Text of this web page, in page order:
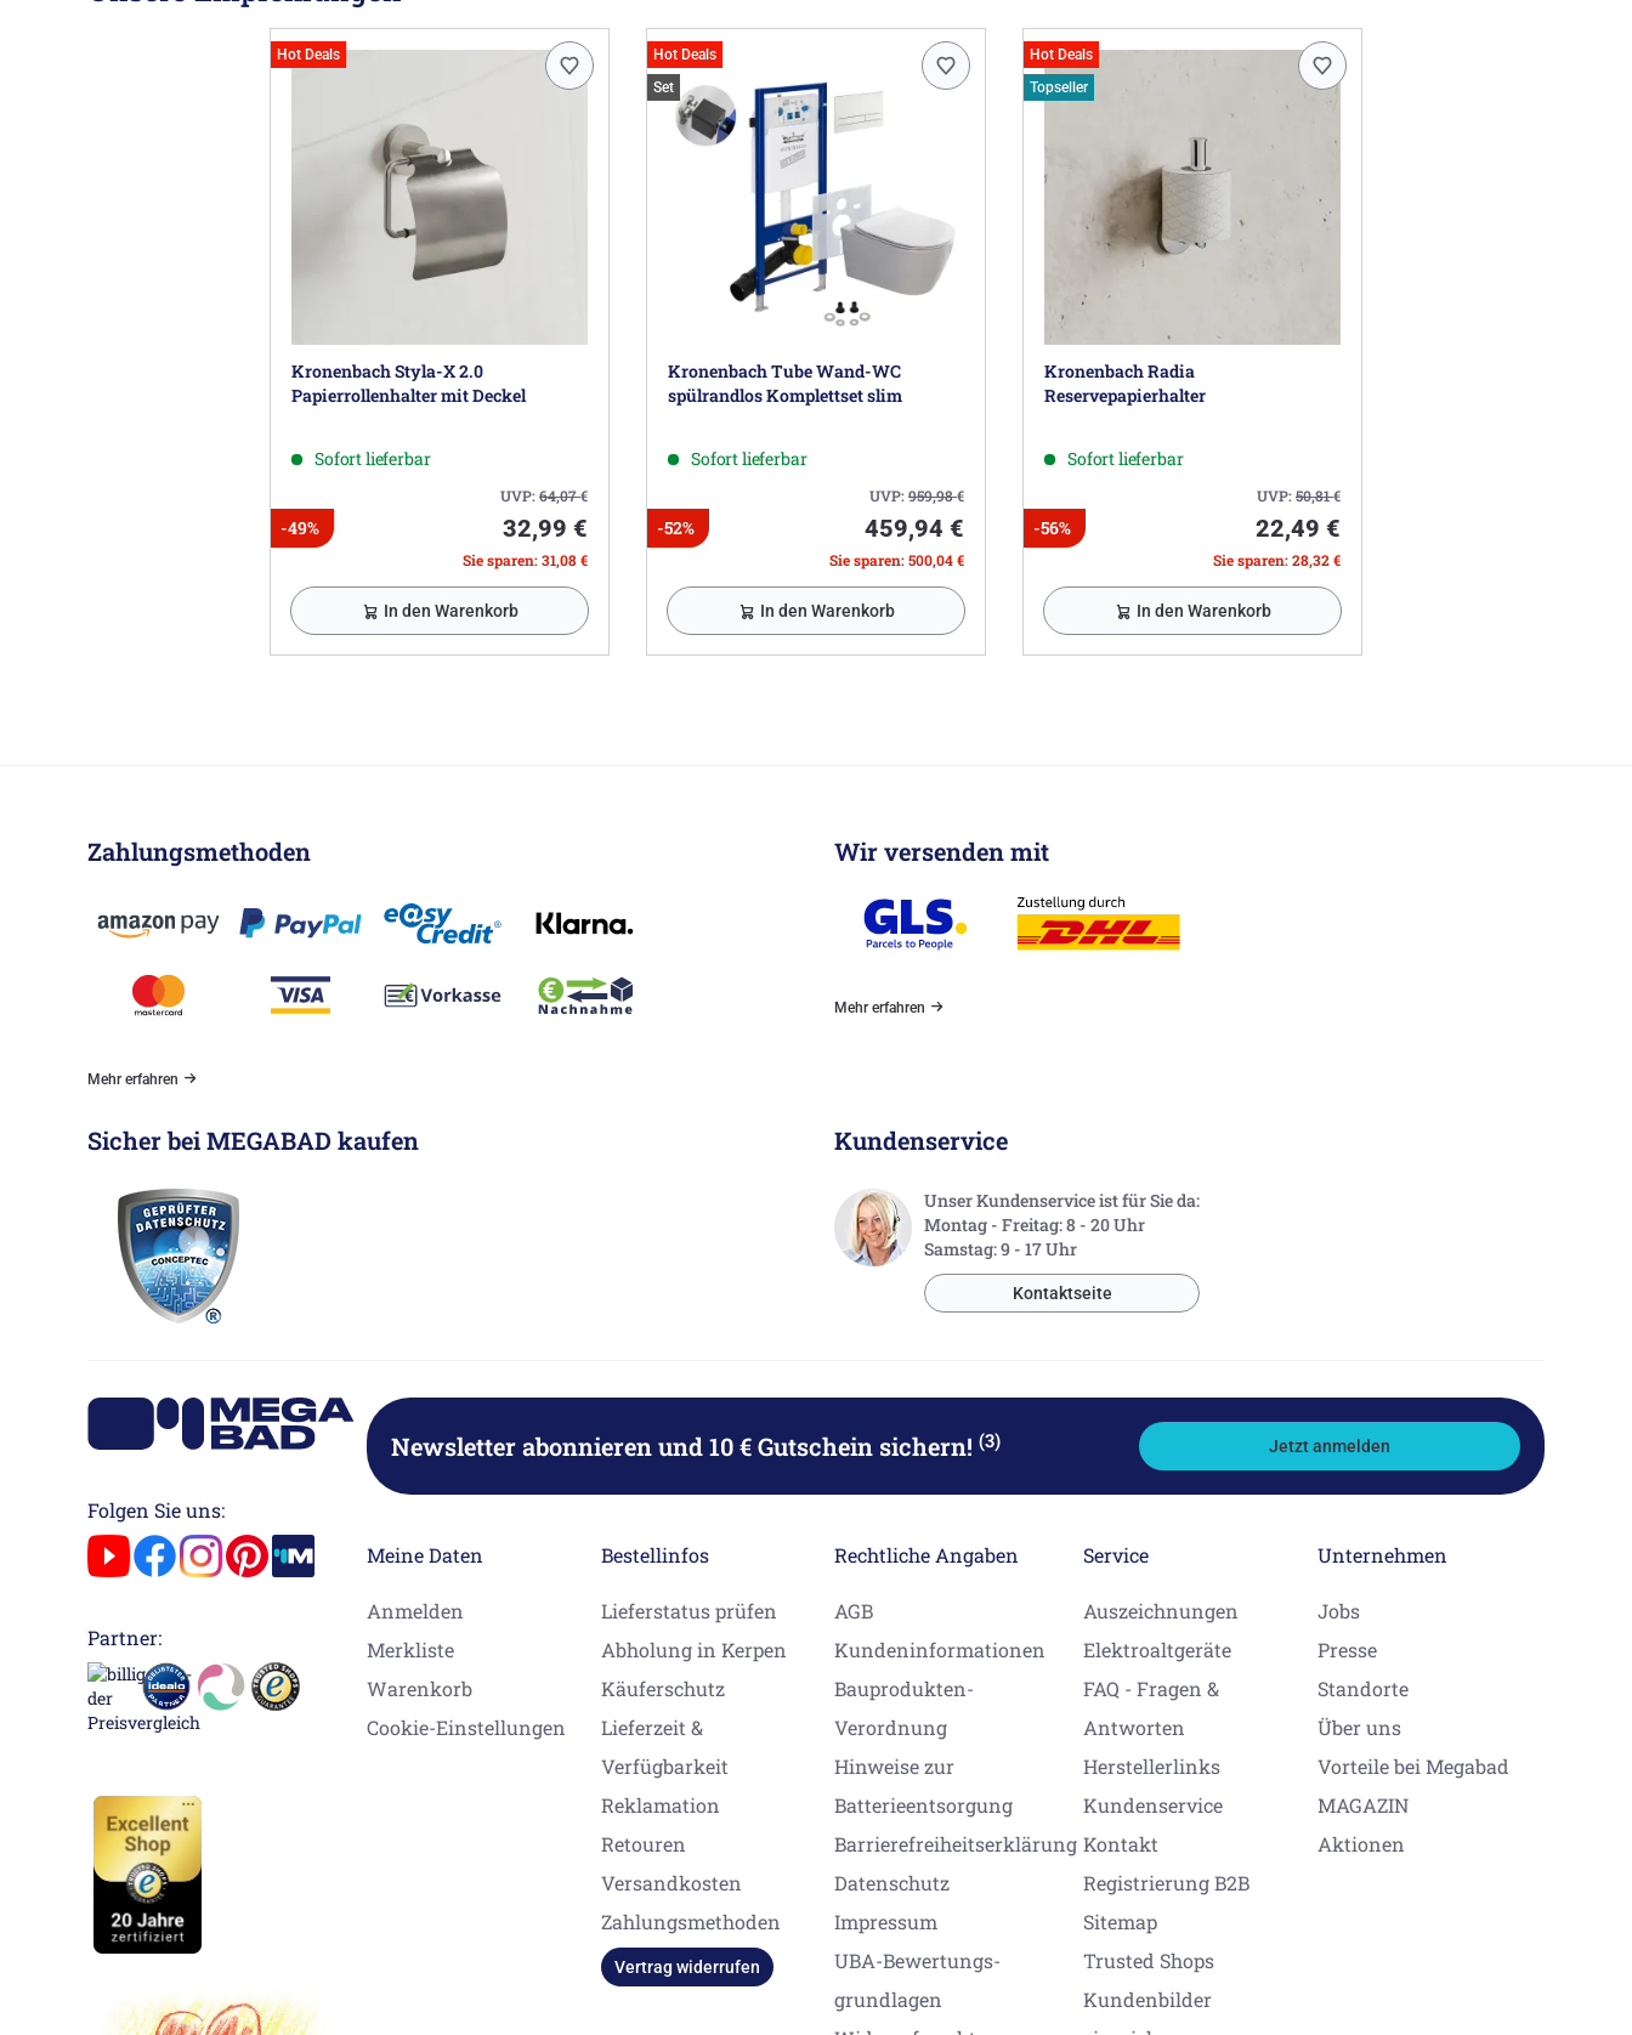
Hot Deals
Kronenbach Styla-X 2.0
Papierrollenhalter mit Deckel
Sofort lieferbar
UVP:64,07€
-49% 32,99 €
Sie sparen: 31,08 €
In den Warenkorb
Hot Deals
Set
Kronenbach Tube Wand-WC
spülrandlos Komplettset slim
Sofort lieferbar
UVP:959,98€
-52% 459,94 €
Sie sparen: 500,04 €
In den Warenkorb
Hot Deals
Topseller
Kronenbach Radia
Reservepapierhalter
Sofort lieferbar
UVP:50,81€
-56% 22,49 €
Sie sparen: 28,32 €
In den Warenkorb
Zahlungsmethoden
Mehr erfahren
Wir versenden mit
Mehr erfahren
Sicher bei MEGABAD kaufen Kundenservice
Unser Kundenservice ist für Sie da:
Montag - Freitag: 8 - 20 Uhr
Samstag: 9 - 17 Uhr
Kontaktseite
Folgen Sie uns:
Partner:
Newsletter abonnierenund 10 € Gutschein sichern! (3) Jetzt anmelden
Meine Daten
Anmelden
Merkliste
Warenkorb
Cookie-Einstellungen
Bestellinfos
Lieferstatus prüfen
Abholung in Kerpen
Käuferschutz
Lieferzeit &
Verfügbarkeit
Reklamation
Retouren
Versandkosten
Zahlungsmethoden
Vertrag widerrufen
Rechtliche Angaben
AGB
Kundeninformationen
Bauprodukten-
Verordnung
Hinweise zur
Batterieentsorgung
Barrierefreiheitserklärung
Datenschutz
Impressum
UBA-Bewertungs-
grundlagen
Service
Auszeichnungen
Elektroaltgeräte
FAQ - Fragen &
Antworten
Herstellerlinks
Kundenservice
Kontakt
Registrierung B2B
Sitemap
Trusted Shops
Kundenbilder
Unternehmen
Jobs
Presse
Standorte
Über uns
Vorteile bei Megabad
MAGAZIN
Aktionen